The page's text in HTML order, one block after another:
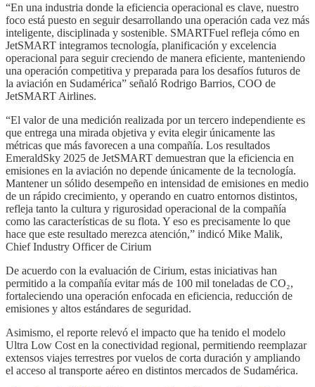
“En una industria donde la eficiencia operacional es clave, nuestro
foco está puesto en seguir desarrollando una operación cada vez más
inteligente, disciplinada y sostenible. SMARTFuel refleja cómo en
JetSMART integramos tecnología, planificación y excelencia
operacional para seguir creciendo de manera eficiente, manteniendo
una operación competitiva y preparada para los desafíos futuros de
la aviación en Sudamérica” señaló Rodrigo Barrios, COO de
JetSMART Airlines.
“El valor de una medición realizada por un tercero independiente es
que entrega una mirada objetiva y evita elegir únicamente las
métricas que más favorecen a una compañía. Los resultados
EmeraldSky 2025 de JetSMART demuestran que la eficiencia en
emisiones en la aviación no depende únicamente de la tecnología.
Mantener un sólido desempeño en intensidad de emisiones en medio
de un rápido crecimiento, y operando en cuatro entornos distintos,
refleja tanto la cultura y rigurosidad operacional de la compañía
como las características de su flota. Y eso es precisamente lo que
hace que este resultado merezca atención,” indicó Mike Malik,
Chief Industry Officer de Cirium
De acuerdo con la evaluación de Cirium, estas iniciativas han
permitido a la compañía evitar más de 100 mil toneladas de CO₂,
fortaleciendo una operación enfocada en eficiencia, reducción de
emisiones y altos estándares de seguridad.
Asimismo, el reporte relevó el impacto que ha tenido el modelo
Ultra Low Cost en la conectividad regional, permitiendo reemplazar
extensos viajes terrestres por vuelos de corta duración y ampliando
el acceso al transporte aéreo en distintos mercados de Sudamérica.